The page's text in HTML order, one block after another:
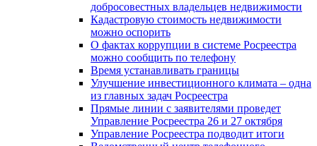
добросовестных владельцев недвижимости
Кадастровую стоимость недвижимости
можно оспорить
О фактах коррупции в системе Росреестра
можно сообщить по телефону
Время устанавливать границы
Улучшение инвестиционного климата – одна
из главных задач Росреестра
Прямые линии с заявителями проведет
Управление Росреестра 26 и 27 октября
Управление Росреестра подводит итоги